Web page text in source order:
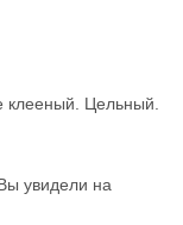
клееный. Цельный.
увидели на